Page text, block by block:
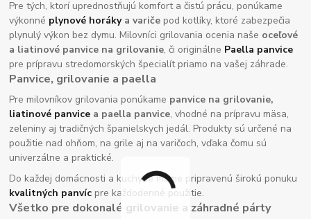
Pre tých, ktorí uprednostňujú komfort a čistú prácu, ponúkame
výkonné plynové horákya variče pod kotlíky, ktoré zabezpečia
plynulý výkon bez dymu. Milovníci grilovania ocenia naše oceľové
a liatinové panvice na grilovanie, či originálne Paella panvice
pre prípravu stredomorských špecialít priamo na vašej záhrade.
Panvice, grilovanie a paella
Pre milovníkov grilovania ponúkame panvice na grilovanie,
liatinové panvice a paella panvice, vhodné na prípravu mäsa,
zeleniny aj tradičných španielskych jedál. Produkty sú určené na
použitie nad ohňom, na grile aj na varičoch, vďaka čomu sú
univerzálne a praktické.
Do každej domácnosti a kuchyne máme pripravenú širokú ponuku
kvalitných panvíc pre každodenné použitie.
Všetko pre dokonalé grilovanie a záhradné párty